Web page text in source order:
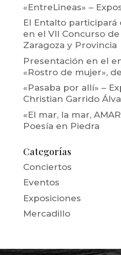
«EntreLineas» –
El Entalto
en el VII Concurso
Zaragoza y Provincia
Presentación en el
«Rostro de mujer»,
«Pasaba por allí» –
Christian Garrido
«El mar, la mar,
Poesía en Piedra
Categorías
Conciertos
Eventos
Exposiciones
Mercadillo